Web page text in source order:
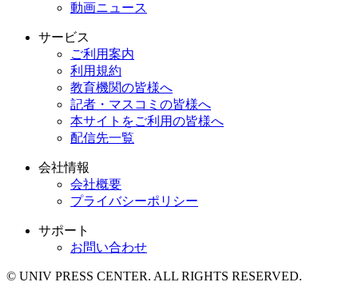
動画ニュース
サービス
ご利用案内
利用規約
教育機関の皆様へ
記者・マスコミの皆様へ
本サイトをご利用の皆様へ
配信先一覧
会社情報
会社概要
プライバシーポリシー
サポート
お問い合わせ
© UNIV PRESS CENTER. ALL RIGHTS RESERVED.